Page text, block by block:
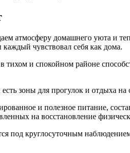
атмосферу домашнего уюта и
чувствовал себя как дома.
и спокойном районе
зоны для прогулок и отдыха
и полезное питание,
на восстановление
под круглосуточным